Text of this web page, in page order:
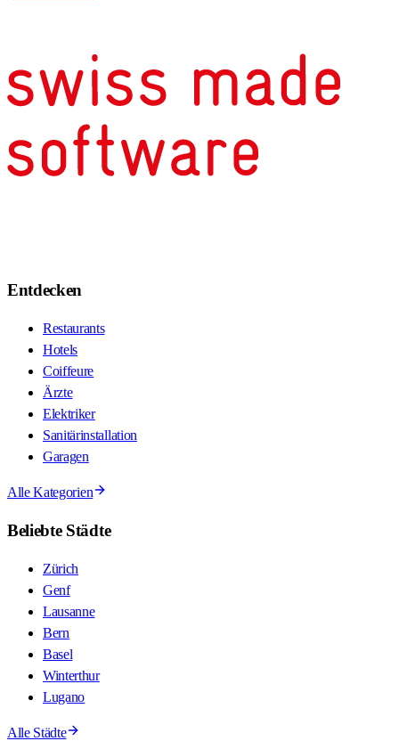
Entdecken
Restaurants
Hotels
Coiffeure
Ärzte
Elektriker
Sanitärinstallation
Garagen
Alle Kategorien
Beliebte Städte
Zürich
Genf
Lausanne
Bern
Basel
Winterthur
Lugano
Alle Städte